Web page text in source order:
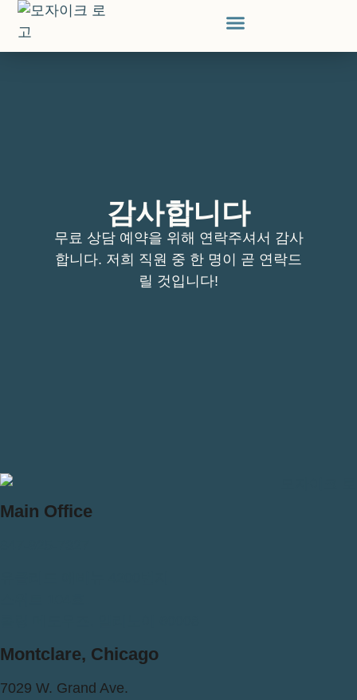
감사합니다
무료 상담 예약을 위해 연락주셔서 감사
합니다. 저희 직원 중 한 명이 곧 연락드
릴 것입니다!
Main Office
Montclare, Chicago
7029 W. Grand Ave.